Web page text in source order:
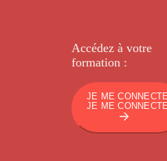
Accédez à votre
formation :
JE ME CONNECTE
JE ME CONNECTE